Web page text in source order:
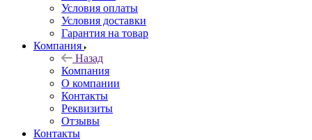
Условия оплаты
Условия доставки
Гарантия на товар
Компания
Назад
Компания
О компании
Контакты
Реквизиты
Отзывы
Контакты